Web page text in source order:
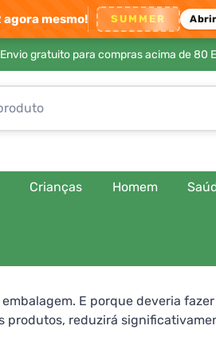
agora mesmo! SUMMER
Envio gratuito para compras acima de 80
Crianças Homem
E porque deveria
reduzirá
informar os retalhistas de como